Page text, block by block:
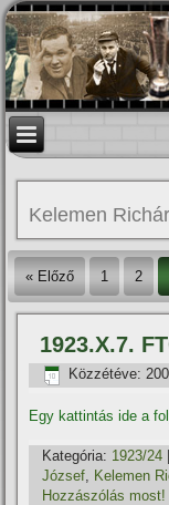
Kelemen
« Előző 1 2
1923.X.7.
Közzétéve:
Egy kattintás ide a
Kategória: 1923/24
József, Kelemen
Hozzászólás most!